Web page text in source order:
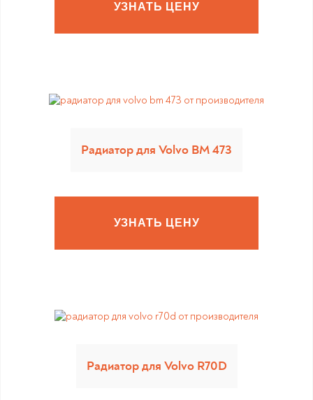
УЗНАТЬ ЦЕНУ
Радиатор для Volvo BM 473
УЗНАТЬ ЦЕНУ
Радиатор для Volvo R70D